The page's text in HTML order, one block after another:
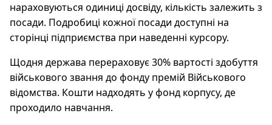
нараховуються одиниці досвіду, кількість залежить з
посади. Подробиці кожної посади доступні на
сторінці підприємства при наведенні курсору.
Щодня держава перераховує 30% вартості здобуття
військового звання до фонду премій Військового
відомства. Кошти надходять у фонд корпусу, де
проходило навчання.